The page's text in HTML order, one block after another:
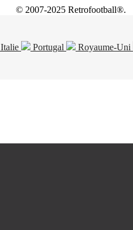
© 2007-2025 Retrofootball®.
Italie Portugal Royaume-Uni